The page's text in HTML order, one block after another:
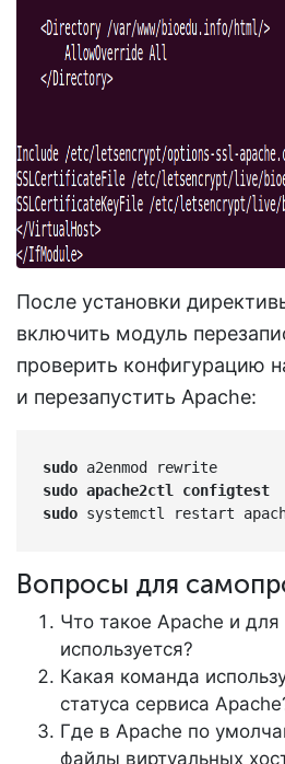
После установки
включить модуль
проверить конфигурацию
и перезапустить Apache:
sudo
sudo apache2ctl configtest
sudo systemctl restart
Вопросы для
Что такое Apache и для
используется?
Какая команда
статуса сервиса
Где в Apache по
файлы виртуальных